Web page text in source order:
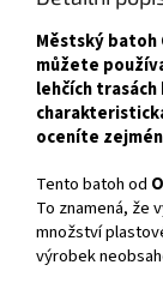
Městský
můžete
lehčích
oceníte
Tento batoh od
To znamená, že
množství
výrobek